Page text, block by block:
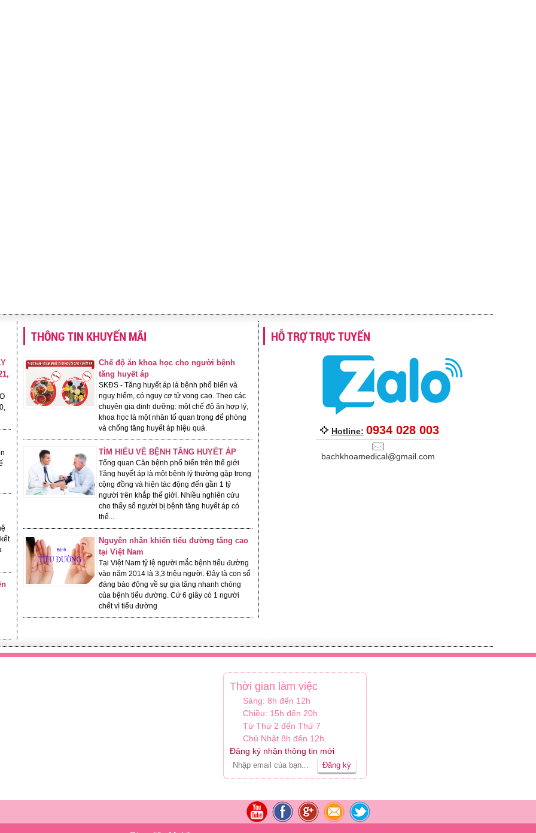
THÔNG TIN KHUYẾN MÃI
Chế độ ăn khoa học cho người bệnh
tăng huyết áp
SKĐS - Tăng huyết áp là bệnh phổ biến và
nguy hiểm, có nguy cơ tử vong cao. Theo các
chuyên gia dinh dưỡng: một chế độ ăn hợp lý,
khoa học là một nhân tố quan trọng để phòng
và chống tăng huyết áp hiệu quả.
TÌM HIỂU VỀ BỆNH TĂNG HUYẾT ÁP
Tổng quan Căn bệnh phổ biến trên thế giới
Tăng huyết áp là một bệnh lý thường gặp trong
cộng đồng và hiện tác động đến gần 1 tỷ
người trên khắp thế giới. Nhiều nghiên cứu
cho thấy số người bị bệnh tăng huyết áp có
thể...
Nguyên nhân khiến tiểu đường tăng cao
tại Việt Nam
Tại Việt Nam tỷ lệ người mắc bệnh tiểu đường
vào năm 2014 là 3,3 triệu người. Đây là con số
đáng báo động về sự gia tăng nhanh chóng
của bệnh tiểu đường. Cứ 6 giây có 1 người
chết vì tiểu đường
HỖ TRỢ TRỰC TUYẾN
Hotline: 0934 028 003
bachkhoamedical@gmail.com
Thời gian làm việc
Sáng: 8h đến 12h
Chiều: 15h đến 20h
Từ Thứ 2 đến Thứ 7
Chủ Nhật 8h đến 12h.
Đăng ký nhận thông tin mới